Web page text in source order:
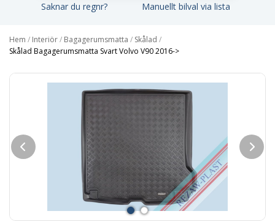
Saknar du regnr? Manuellt bilval via lista
Hem / Interiör/ Bagagerumsmatta / Skålad /
Skålad Bagagerumsmatta Svart Volvo V90 2016->